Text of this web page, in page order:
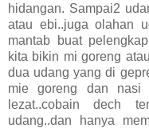
hidangan. Sampai2
atau ebi..juga olahan
mantab buat
kita bikin mi goreng
dua udang yang di
mie goreng dan nasi
lezat..cobain dech
udang..dan hanya